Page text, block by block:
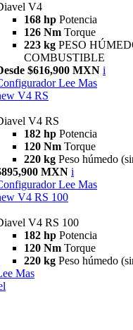
V4
168 hp Potencia
126 Nm Torque
223 kg PESO
COMBUSTIBLE
$616,900 MXN i
Lee Mas
V4 RS
V4 RS
182 hp Potencia
120 Nm Torque
220 kg Peso húmedo
MXN i
Lee Mas
V4 RS 100
V4 RS 100
182 hp Potencia
120 Nm Torque
220 kg Peso húmedo
Mas